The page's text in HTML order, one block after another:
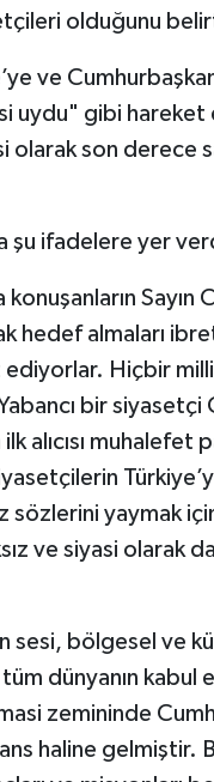
olduğunu
ve
uydu" gibi
olarak son derece
şu ifadelere yer
Sayın
hedef almaları
Hiçbir
bir siyasetçi
alıcısı muhalefet
sözlerini yaymak
ve siyasi olarak
sesi, bölgesel ve
dünyanın
zemininde
haline gelmiştir.